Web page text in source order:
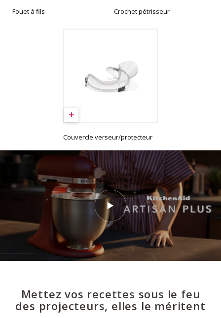
Fouet à fils Crochet pétrisseur
Couvercle verseur/protecteur
Mettez vos recettes sous le feu
des projecteurs, elles le méritent